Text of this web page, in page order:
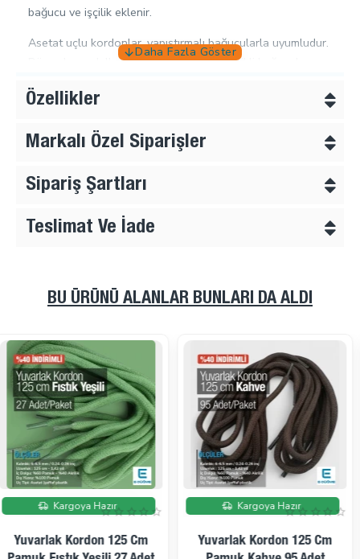
bağucu ve işçilik eklenir.
Asetat uçlu kordonlar, yapıştırmalı bağucularla uyumludur.
Düz uçlu modellerde çan tipi veya çift delikli bağucular
Kalınlık: 6 – 6,5 mm
İç Dolgu: %60 Pamuk – %40 Akrilik
Dış Yüzey: %100 Pamuk
Pantone renklerinde özel üretim (minimum 1000 adet
Logolu, markalı, jakarlı özel üretim seçenekleri
Toptan alımlarda indirimli fiyat ve montaj desteği
Renkler, ekran ayarları ve fotoğraf çekimi nedeniyle
görsellerde farklılık gösterebilir.
Hemen sipariş vererek, tasarımlarınıza profesyonel
bir tamamlayıcı ekleyin!
Özellikler
Markalı Özel Siparişler
Sipariş Şartları
Teslimat Ve İade
BU ÜRÜNÜ ALANLAR BUNLARI DA ALDI
İndirimde
Kargoya Hazır
Yuvarlak Kordon 125 Cm
Yuvarlak Kordon 130 Cm
YKRD00PAbej